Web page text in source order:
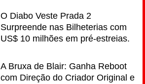
O Diabo Veste Prada 2
Surpreende nas Bilheterias com
US$ 10 milhões em pré-estreias.
A Bruxa de Blair: Ganha Reboot
com Direção do Criador Original e